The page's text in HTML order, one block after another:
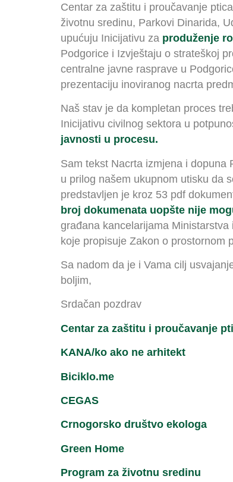
Centar za zaštitu i proučavanje
životnu sredinu, Parkovi Dinarida,
upućuju Inicijativu za produženje
Podgorice i Izvještaju o strateškoj
centralne javne rasprave u
prezentaciju inoviranog nacrta
Naš stav je da kompletan proces
Inicijativu civilnog sektora u
javnosti u procesu.
Sam tekst Nacrta izmjena i dopuna
u prilog našem ukupnom utisku da
predstavljen je kroz 53 pdf
broj dokumenata uopšte nije
građana kancelarijama
koje propisuje Zakon o prostornom
Sa nadom da je i Vama cilj
boljim,
Srdačan pozdrav
Centar za zaštitu i proučavanje
KANA/ko ako ne arhitekt
Biciklo.me
CEGAS
Crnogorsko društvo ekologa
Green Home
Program za životnu sredinu